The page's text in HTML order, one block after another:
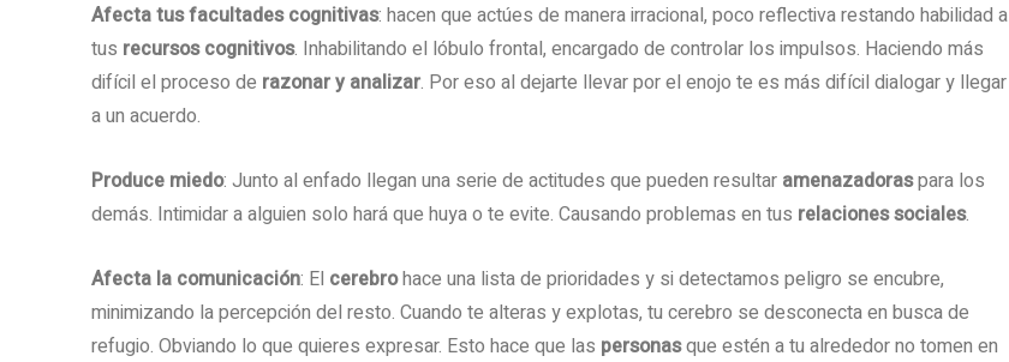
Afecta tus facultades cognitivas: hacen que actúes de manera irracional, poco reflectiva restando habilidad a
tus recursos cognitivos. Inhabilitando el lóbulo frontal, encargado de controlar los impulsos. Haciendo más
difícil el proceso de razonar y analizar. Por eso al dejarte llevar por el enojo te es más difícil dialogar y llegar
a un acuerdo.
Produce miedo: Junto al enfado llegan una serie de actitudes que pueden resultar amenazadoraspara los
demás. Intimidar a alguien solo hará que huya o te evite. Causando problemas en tus relaciones sociales.
Afecta la comunicación: El cerebrohace una lista de prioridades y si detectamos peligro se encubre,
minimizando la percepción del resto. Cuando te alteras y explotas, tu cerebro se desconecta en busca de
refugio. Obviando lo que quieres expresar. Esto hace que las personasque estén a tu alrededor no tomen en